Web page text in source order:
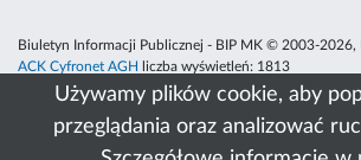
Używamy plików cookie, aby
przeglądania oraz analizować
Biuletyn Informacji Publicznej - BIP MK © 2003-2026,
ACK Cyfronet AGH
liczba wyświetleń: 1813